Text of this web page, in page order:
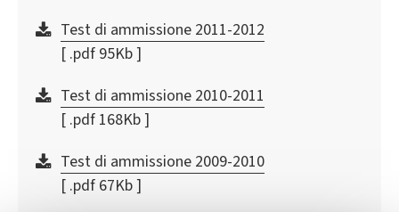
Test di ammissione 2011-2012
[ .pdf 95Kb ]
Test di ammissione 2010-2011
[ .pdf 168Kb ]
Test di ammissione 2009-2010
[ .pdf 67Kb ]